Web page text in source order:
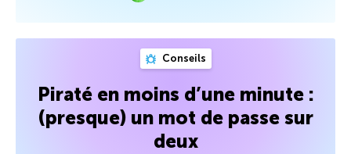
Conseils
Piraté en moins d’une minute :
(presque) un mot de passe sur
deux